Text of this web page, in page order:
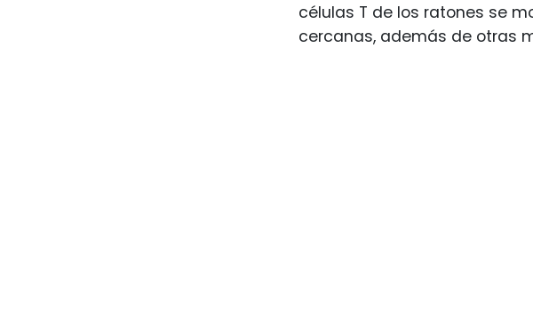
células T de los ratones se
cercanas, además de otras